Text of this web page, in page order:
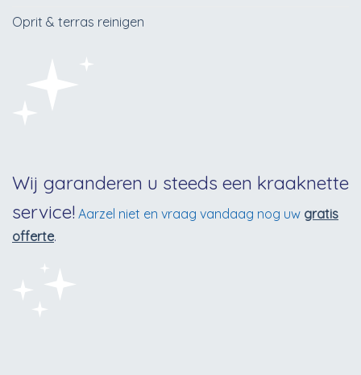
Oprit & terras reinigen
Wij garanderen u steeds een kraaknette
service! Aarzel niet en vraag vandaag nog uw gratis
offerte.